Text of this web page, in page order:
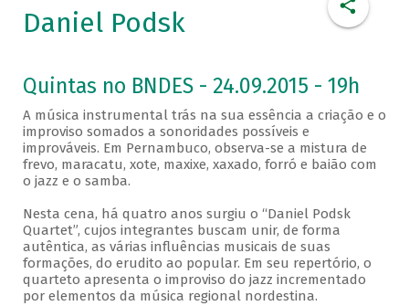
Daniel Podsk
Quintas no BNDES - 24.09.2015 - 19h
A música instrumental trás na sua essência a criação e o
improviso somados a sonoridades possíveis e
improváveis. Em Pernambuco, observa-se a mistura de
frevo, maracatu, xote, maxixe, xaxado, forró e baião com
o jazz e o samba.
Nesta cena, há quatro anos surgiu o “Daniel Podsk
Quartet”, cujos integrantes buscam unir, de forma
autêntica, as várias influências musicais de suas
formações, do erudito ao popular. Em seu repertório, o
quarteto apresenta o improviso do jazz incrementado
por elementos da música regional nordestina.